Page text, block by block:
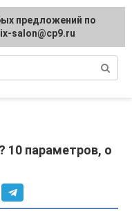
жизни
10 параметров, о
предложений по
salon@cp9.ru